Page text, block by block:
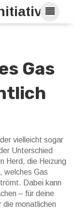
Gas
vielleicht sogar
Unterschied
Herd, die Heizung
welches Gas
Dabei kann
– für deine
die monatlichen